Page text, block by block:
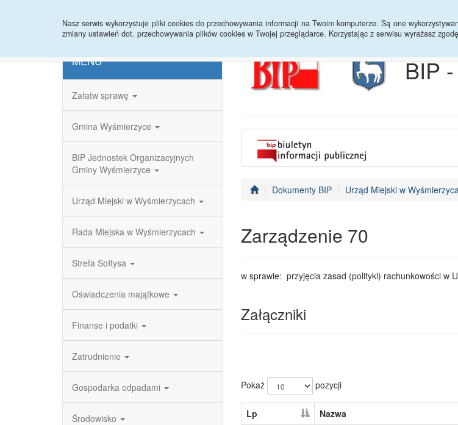
Nasz serwis wykorzystuje pliki cookies do przechowywania informacji na Twoim komputerze. Są one
zmiany ustawień dot. przechowywania plików cookies w Twojej przeglądarce. Korzystając z serwisu wyrażasz
MENU
Załatw sprawę
Gmina Wyśmierzyce
BIP Jednostek Organizacyjnych
Gminy Wyśmierzyce
Urząd Miejski w Wyśmierzycach
Rada Miejska w Wyśmierzycach
Strefa Sołtysa
Oświadczenia majątkowe
Finanse i podatki
Zatrudnienie
Gospodarka odpadami
Środowisko
BIP -
Dokumenty BIP Urząd Miejski w
Zarządzenie 70
w sprawie: przyjęcia zasad (polityki) rachunkowości w
Załączniki
Pokaż pozycji
Lp Nazwa